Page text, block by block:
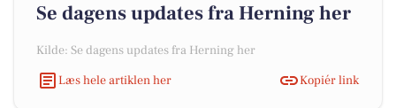
Se dagens updates fra Herning her
Kilde: Se dagens updates fra Herning her
Læs hele artiklen her
Kopiér link